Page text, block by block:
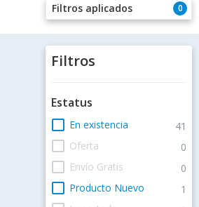
0
Filtros aplicados
Filtros
Estatus
check_box_outline_blank En existencia 41
check_box_outline_blank Oferta 0
check_box_outline_blank Envío Gratis 0
check_box_outline_blank Producto Nuevo 1